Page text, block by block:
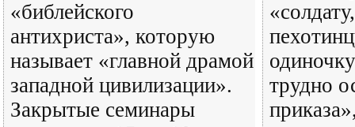
«библейского
антихриста», которую
называет «главной драмой
западной цивилизации».
Закрытые семинары
трудно